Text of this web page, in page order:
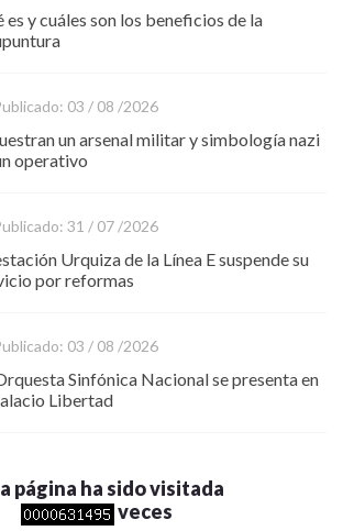
es y cuáles son los beneficios de la
03 / 08 /2026
un arsenal militar y simbología nazi
operativo
31 / 07 /2026
Urquiza de la Línea E suspende su
por reformas
03 / 08 /2026
Sinfónica Nacional se presenta en
Libertad
página ha sido visitada
veces